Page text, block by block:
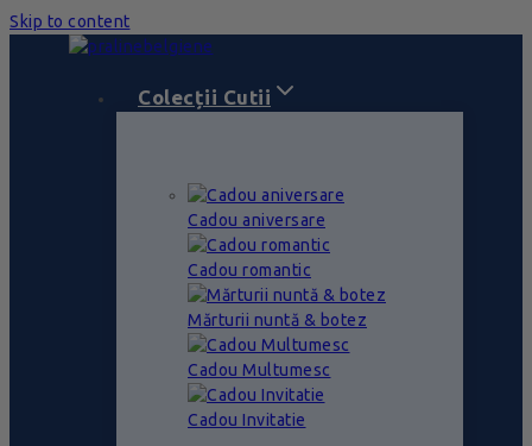
Skip to content
Colecții Cutii
Cadou aniversare
Cadou romantic
Mărturii nuntă & botez
Cadou Multumesc
Cadou Invitatie